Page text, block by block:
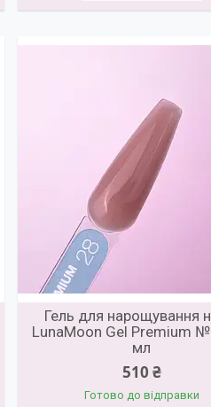
Гель для нарощування
LunaMoon Gel Premium
мл
510 ₴
Готово до відправки